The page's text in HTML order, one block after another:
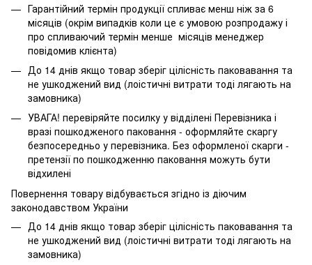
Гарантійний термін продукції спливає менш ніж за 6
місяців (окрім випадків коли це є умовою розпродажу і
про спливаючий термін менше місяців менеджер
повідомив клієнта)
До 14 днів якщо товар зберіг цілісність паковавання та
не ушкоджений вид (лоістичні витрати тоді лягають на
замовника)
УВАГА! перевіряйте посилку у відділені Перевізника і
вразі пошкодженого паковання - оформляйте скаргу
безпосередньо у перевізника. Без оформленої скарги -
претензії по пошкодженню паковання можуть бути
відхилені
Повернення товару відбувається згідно із діючим
законодавством України
До 14 днів якщо товар зберіг цілісність паковавання та
не ушкоджений вид (лоістичні витрати тоді лягають на
замовника)